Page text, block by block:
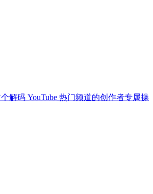
个解码 YouTube 热门频道的创作者专属操